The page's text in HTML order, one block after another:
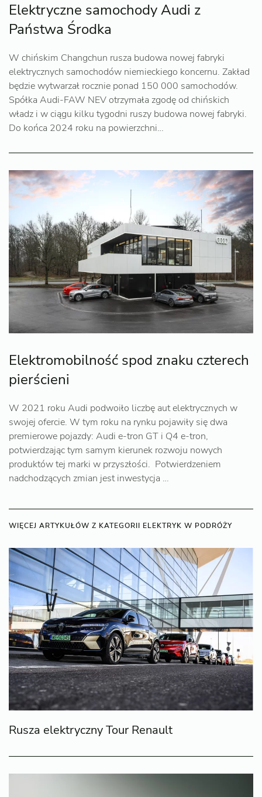
Elektryczne samochody Audi z
Państwa Środka
W chińskim Changchun rusza budowa nowej fabryki
elektrycznych samochodów niemieckiego koncernu. Zakład
będzie wytwarzał rocznie ponad 150 000 samochodów.
Spółka Audi-FAW NEV otrzymała zgodę od chińskich
władz i w ciągu kilku tygodni ruszy budowa nowej fabryki.
Do końca 2024 roku na powierzchni…
Elektromobilność spod znaku czterech
pierścieni
W 2021 roku Audi podwoiło liczbę aut elektrycznych w
swojej ofercie. W tym roku na rynku pojawiły się dwa
premierowe pojazdy: Audi e-tron GT i Q4 e-tron,
potwierdzając tym samym kierunek rozwoju nowych
produktów tej marki w przyszłości. Potwierdzeniem
nadchodzących zmian jest inwestycja …
WIĘCEJ ARTYKUŁÓW Z KATEGORII ELEKTRYK W PODRÓŻY
Rusza elektryczny Tour Renault